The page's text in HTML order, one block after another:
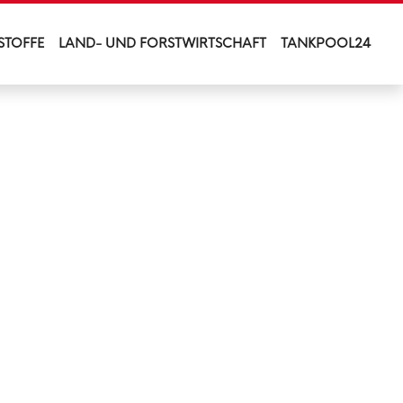
LAND- UND FORSTWIRTSCHAFT TANKPOOL24